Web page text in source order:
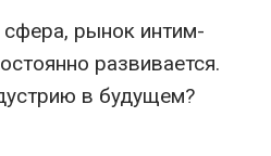
рынок интим-
развивается.
в будущем?